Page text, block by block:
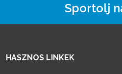
Sportolj
HASZNOS LINKEK